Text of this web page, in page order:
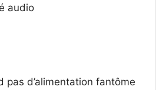
audio
pas d’alimentation fantôme